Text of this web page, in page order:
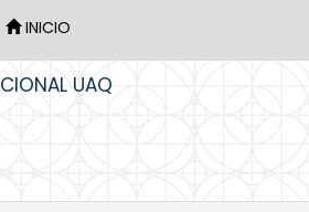
INICIO
UAQ